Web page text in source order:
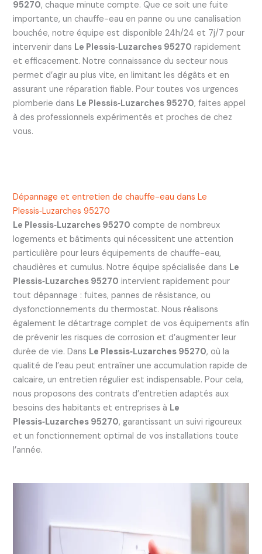
95270, chaque minute compte. Que ce soit une fuite
importante, un chauffe-eau en panne ou une canalisation
bouchée, notre équipe est disponible 24h/24 et 7j/7 pour
intervenir dans Le Plessis‑Luzarches 95270 rapidement
et efficacement. Notre connaissance du secteur nous
permet d’agir au plus vite, en limitant les dégâts et en
assurant une réparation fiable. Pour toutes vos urgences
plomberie dans Le Plessis‑Luzarches 95270, faites appel
à des professionnels expérimentés et proches de chez
vous.
Dépannage et entretien de chauffe-eau dans Le
Plessis‑Luzarches 95270
Le Plessis‑Luzarches 95270 compte de nombreux
logements et bâtiments qui nécessitent une attention
particulière pour leurs équipements de chauffe-eau,
chaudières et cumulus. Notre équipe spécialisée dans Le
Plessis‑Luzarches 95270 intervient rapidement pour
tout dépannage : fuites, pannes de résistance, ou
dysfonctionnements du thermostat. Nous réalisons
également le détartrage complet de vos équipements afin
de prévenir les risques de corrosion et d’augmenter leur
durée de vie. Dans Le Plessis‑Luzarches 95270, où la
qualité de l’eau peut entraîner une accumulation rapide de
calcaire, un entretien régulier est indispensable. Pour cela,
nous proposons des contrats d’entretien adaptés aux
besoins des habitants et entreprises à Le
Plessis‑Luzarches 95270, garantissant un suivi rigoureux
et un fonctionnement optimal de vos installations toute
l’année.